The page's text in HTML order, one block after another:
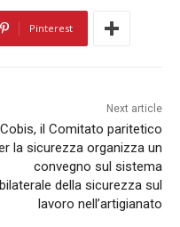
Pinterest
Next article
Cobis, il Comitato paritetico
la sicurezza organizza un
convegno sul sistema
bilaterale della sicurezza sul
lavoro nell’artigianato